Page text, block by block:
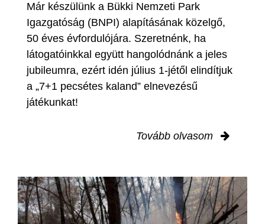
Már készülünk a Bükki Nemzeti Park
Igazgatóság (BNPI) alapításának közelgő,
50 éves évfordulójára. Szeretnénk, ha
látogatóinkkal együtt hangolódnánk a jeles
jubileumra, ezért idén július 1-jétől elindítjuk
a „7+1 pecsétes kaland” elnevezésű
játékunkat!
Tovább olvasom